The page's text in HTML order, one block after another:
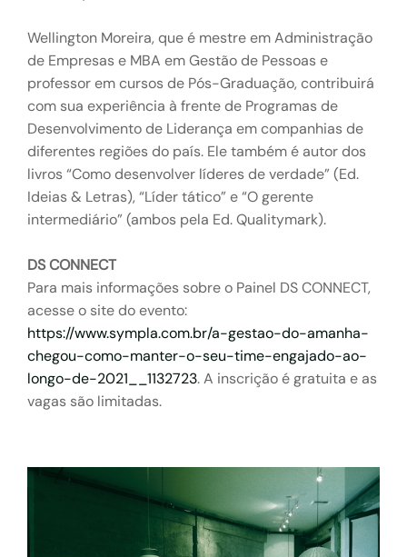
Wellington Moreira, que é mestre em Administração
de Empresas e MBA em Gestão de Pessoas e
professor em cursos de Pós-Graduação, contribuirá
com sua experiência à frente de Programas de
Desenvolvimento de Liderança em companhias de
diferentes regiões do país. Ele também é autor dos
livros “Como desenvolver líderes de verdade” (Ed.
Ideias & Letras), “Líder tático” e “O gerente
intermediário” (ambos pela Ed. Qualitymark).
DS CONNECT
Para mais informações sobre o Painel DS CONNECT,
acesse o site do evento:
https://www.sympla.com.br/a-gestao-do-amanha-
chegou-como-manter-o-seu-time-engajado-ao-
longo-de-2021__1132723. A inscrição é gratuita e as
vagas são limitadas.